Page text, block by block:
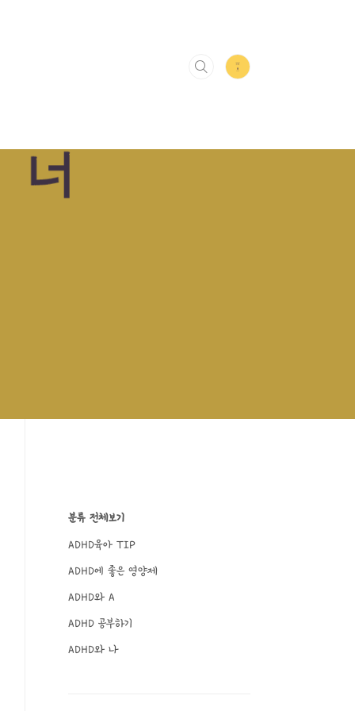
분류 전체보기
ADHD육아 TIP
ADHD에 좋은 영양제
ADHD와 A
ADHD 공부하기
ADHD와 나